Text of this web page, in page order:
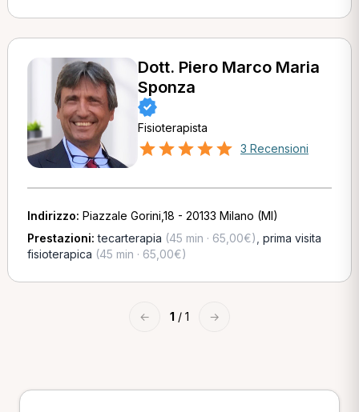
Dott. Piero Marco Maria
Sponza
Fisioterapista
3 Recensioni
Indirizzo: Piazzale Gorini,18 - 20133 Milano (MI)
Prestazioni:tecarterapia (45 min · 65,00€) prima visita
fisioterapica (45 min · 65,00€)
← 1 / 1 →